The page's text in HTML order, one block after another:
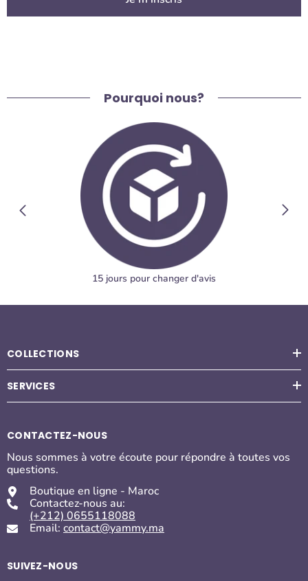
Pourquoi nous?
15 jours pour changer d'avis
COLLECTIONS
SERVICES
CONTACTEZ-NOUS
Nous sommes à votre écoute pour répondre à toutes vos
questions.
Boutique en ligne - Maroc
Contactez-nous au:
(+212) 0655118088
Email: contact@yammy.ma
SUIVEZ-NOUS